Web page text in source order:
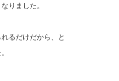
りました。
るだけだから、と